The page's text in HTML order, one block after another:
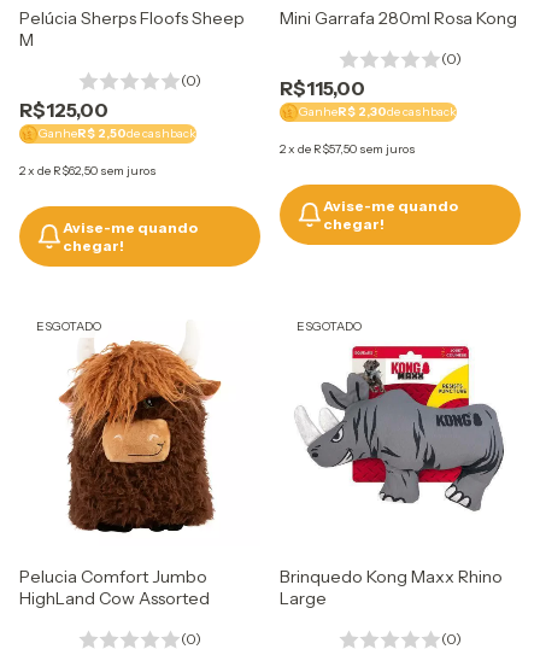
Pelúcia Sherps Floofs Sheep
M
(0)
R$125,00
GanheR$ 2,50de cashback
2x de R$62,50 sem juros
Avise-me quando
chegar!
Mini Garrafa 280ml Rosa Kong
(0)
R$115,00
GanheR$ 2,30de cashback
2x de R$57,50 sem juros
Avise-me quando
chegar!
ESGOTADO
Pelucia Comfort Jumbo
HighLand Cow Assorted
(0)
ESGOTADO
Brinquedo Kong Maxx Rhino
Large
(0)